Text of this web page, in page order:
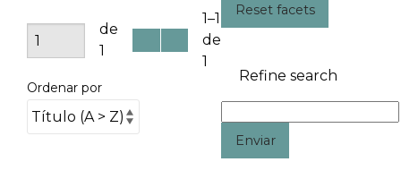
de
1
1–1
de
1
Ordenar por
Reset facets
Refine search
Enviar